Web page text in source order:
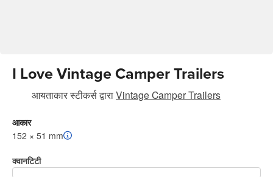
I Love Vintage Camper Trailers
आयताकार स्टीकर्सद्वाराVintage Camper Trailers
आकार
152 × 51 mm
क्वानटिटी